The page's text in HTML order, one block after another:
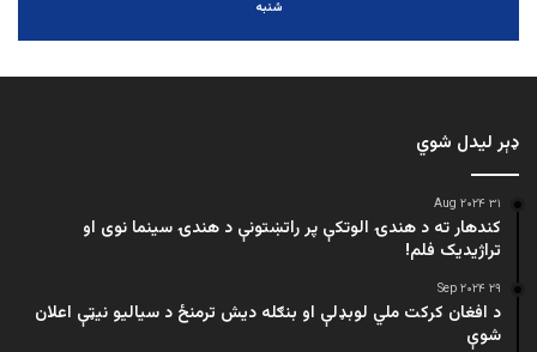
شنبه
ډېر لیدل شوي
۳۱ Aug ۲۰۲۴
کندهار ته د هندۍ الوتکې پر راتښتونې د هندۍ سینما نوی او
تراژيديک فلم!
۲۹ Sep ۲۰۲۴
د افغان کرکت ملي لوبډلې او بنګله دیش ترمنځ د سیالیو نیټې اعلان
شوې